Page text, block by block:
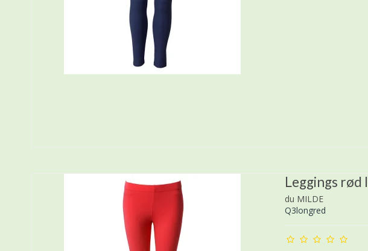
Leggings rød
du MILDE
Q3longred